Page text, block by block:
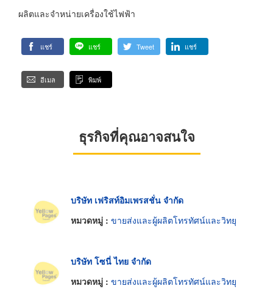
ผลิตและจำหน่ายเครื่องใช้ไฟฟ้า
แชร์ แชร์ Tweet แชร์
อีเมล พิมพ์
ธุรกิจที่คุณอาจสนใจ
บริษัท เฟริสท์อิมเพรสชั่น จำกัด
หมวดหมู่ : ขายส่งและผู้ผลิตโทรทัศน์และวิทยุ
บริษัท โซนี่ ไทย จำกัด
หมวดหมู่ : ขายส่งและผู้ผลิตโทรทัศน์และวิทยุ